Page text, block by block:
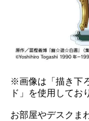
※画像は「描き下
ド」を使用してお
お部屋やデスクま